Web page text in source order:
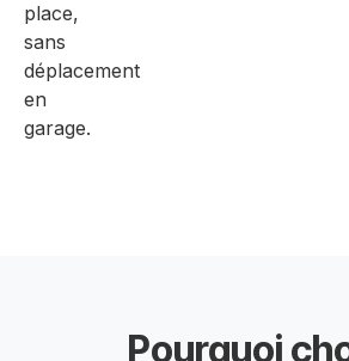
place,
sans
déplacement
en
garage.
Pourquoi